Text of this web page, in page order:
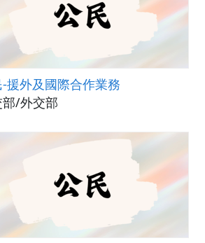
援外及國際合作業務
/外交部